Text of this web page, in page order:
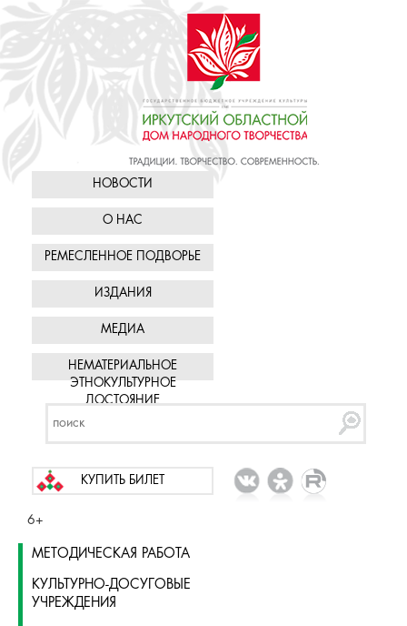
НОВОСТИ
О НАС
РЕМЕСЛЕННОЕ ПОДВОРЬЕ
ИЗДАНИЯ
МЕДИА
НЕМАТЕРИАЛЬНОЕ
ЭТНОКУЛЬТУРНОЕ
ДОСТОЯНИЕ
КУПИТЬ БИЛЕТ
6+
МЕТОДИЧЕСКАЯ РАБОТА
КУЛЬТУРНО-ДОСУГОВЫЕ
УЧРЕЖДЕНИЯ